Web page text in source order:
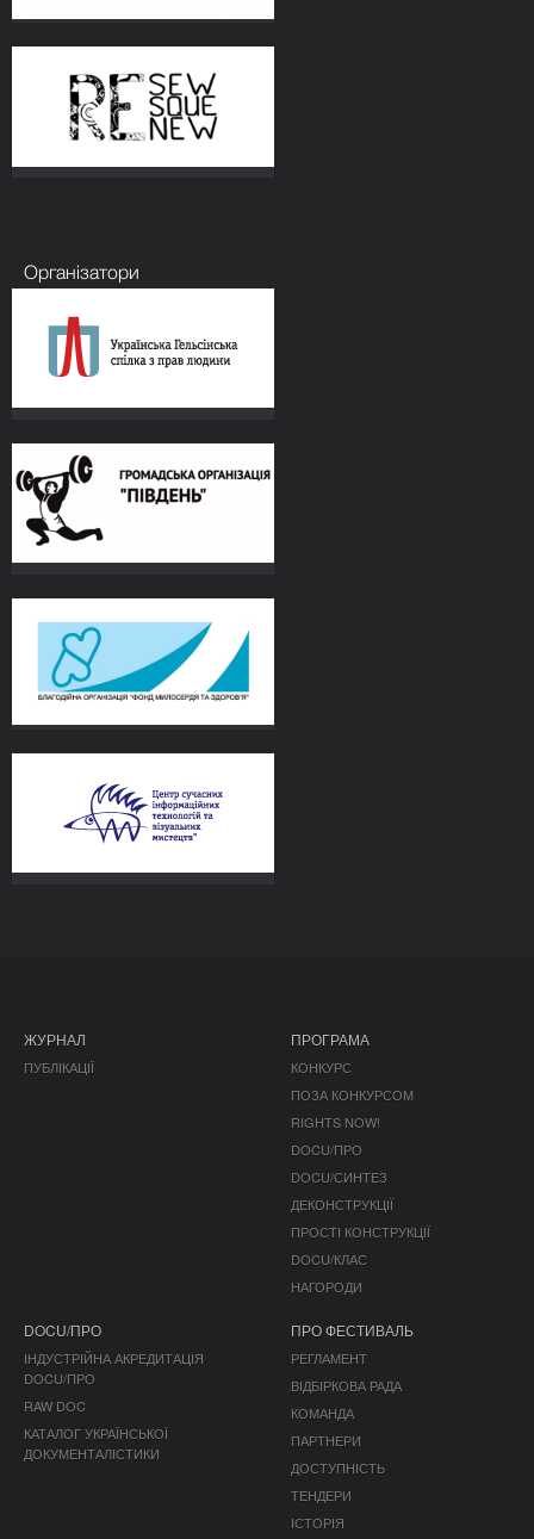
Організатори
ЖУРНАЛ
ПУБЛІКАЦІЇ
ПРОГРАМА
КОНКУРС
ПОЗА КОНКУРСОМ
RIGHTS NOW!
DOCU/ПРО
DOCU/СИНТЕЗ
ДЕКОНСТРУКЦІЇ
ПРОСТІ КОНСТРУКЦІЇ
DOCU/КЛАС
НАГОРОДИ
DOCU/ПРО
ІНДУСТРІЙНА АКРЕДИТАЦІЯ
DOCU/ПРО
RAW DOC
КАТАЛОГ УКРАЇНСЬКОЇ
ДОКУМЕНТАЛІСТИКИ
ПРО ФЕСТИВАЛЬ
РЕГЛАМЕНТ
ВІДБІРКОВА РАДА
КОМАНДА
ПАРТНЕРИ
ДОСТУПНІСТЬ
ТЕНДЕРИ
ІСТОРІЯ